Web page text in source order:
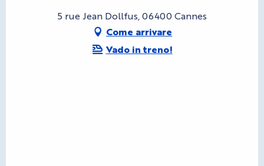
5 rue Jean Dollfus, 06400 Cannes
Come arrivare
Vado in treno!